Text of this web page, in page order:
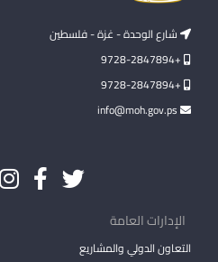
شارع الوحدة - غزة - فلسطين
+9728-2847894
+9728-2847894
الإدارات العامة
التعاون الدولي والمشاريع